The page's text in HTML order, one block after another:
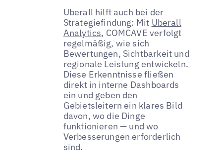
Uberall hilft auch bei der
Strategiefindung: Mit Uberall
Analytics, COMCAVE verfolgt
regelmäßig, wie sich
Bewertungen, Sichtbarkeit und
regionale Leistung entwickeln.
Diese Erkenntnisse fließen
direkt in interne Dashboards
ein und geben den
Gebietsleitern ein klares Bild
davon, wo die Dinge
funktionieren — und wo
Verbesserungen erforderlich
sind.